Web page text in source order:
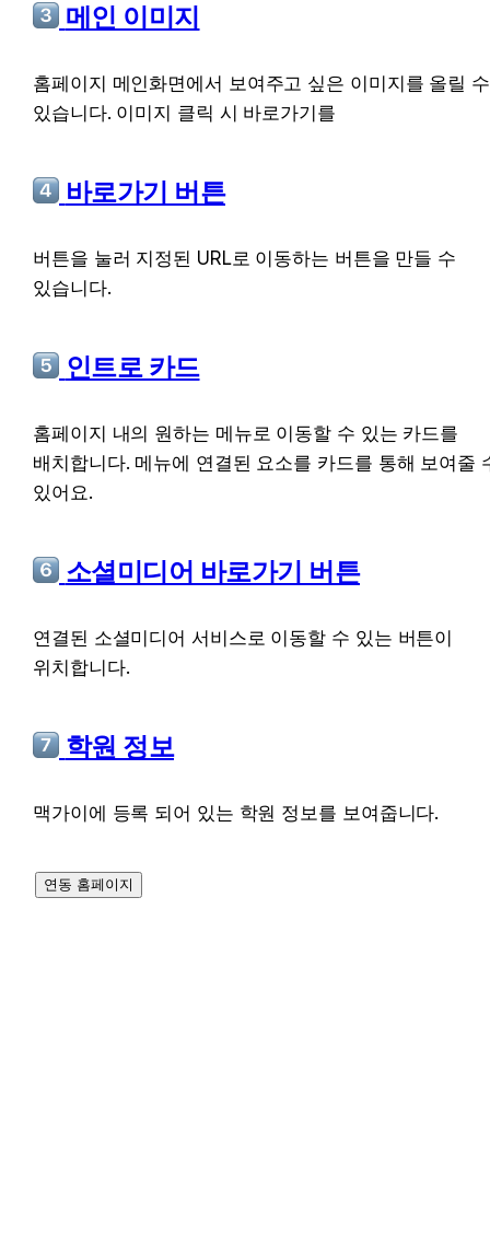
메인 이미지
홈페이지 메인화면에서 보여주고 싶은 이미지를 올릴 수
있습니다. 이미지 클릭 시 바로가기를
바로가기 버튼
버튼을 눌러 지정된 URL로 이동하는 버튼을 만들 수
있습니다.
인트로 카드
홈페이지 내의 원하는 메뉴로 이동할 수 있는 카드를
배치합니다. 메뉴에 연결된 요소를 카드를 통해 보여줄
있어요.
소셜미디어 바로가기 버튼
연결된 소셜미디어 서비스로 이동할 수 있는 버튼이
위치합니다.
학원 정보
맥가이에 등록 되어 있는 학원 정보를 보여줍니다.
연동 홈페이지